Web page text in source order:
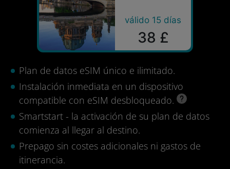
válido 15 días
38 £
Plan de datos eSIM único e ilimitado.
Instalación inmediata en un dispositivo
compatible con eSIM desbloqueado.
Smartstart - la activación de su plan de datos
comienza al llegar al destino.
Prepago sin costes adicionales ni gastos de
itinerancia.